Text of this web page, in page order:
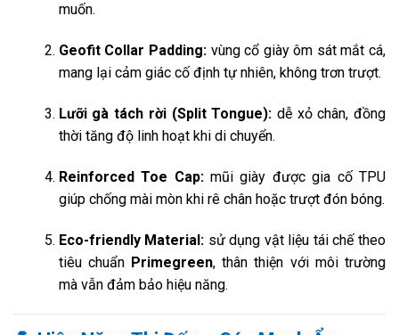
muốn.
Geofit Collar Padding:vùng cổ giày ôm sát mắt cá,
mang lại cảm giác cố định tự nhiên, không trơn trượt.
Lưỡi gà tách rời (Split Tongue): dễ xỏ chân, đồng
thời tăng độ linh hoạt khi di chuyển.
Reinforced Toe Cap:mũi giày được gia cố TPU
giúp chống mài mòn khi rê chân hoặc trượt đón bóng.
Eco-friendly Material: sử dụng vật liệu tái chế theo
tiêu chuẩn Primegreen, thân thiện với môi trường
mà vẫn đảm bảo hiệu năng.